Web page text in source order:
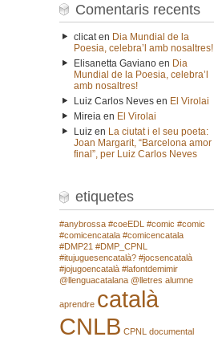
Comentaris recents
clicaten Dia Mundial de la
Poesia, celebra’l amb nosaltres!
Elisanetta Gavianoen Dia
Mundial de la Poesia, celebra’l
amb nosaltres!
Luiz Carlos Nevesen El Virolai
Mireiaen El Virolai
Luizen La ciutat i el seu poeta:
Joan Margarit, “Barcelona amor
final”, per Luiz Carlos Neves
etiquetes
#anybrossa #coeEDL #comic #comic
#comicencatala #comicencatala
#DMP21 #DMP_CPNL
#itujuguesencatalà? #jocsencatalà
#jojugoencatalà #lafontdemimir
@llenguacatalana @lletres alumne
aprendre català
CNLB CPNL documental